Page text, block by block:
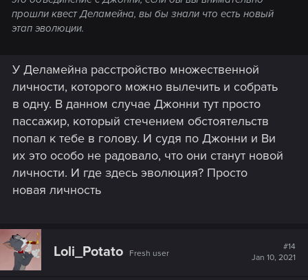
прошли квест Деламейна, вы бы знали что есть новый
этап эволюции.
У Деламейна расстройство множественной
личности, которого можно вылечить и собрать
в одну. В данном случае Джонни тут просто
пассажир, который стечением обстоятельств
попал к тебе в голову. И судя по Джонни и Ви
их это особо не радовало, что они станут новой
личности. И где здесь эволюция? Просто
новая личность
Loli_Potato Fresh user
#14
Jan 10, 2021